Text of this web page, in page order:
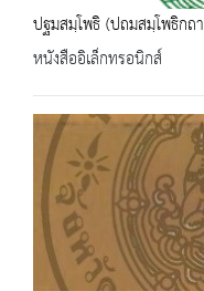
ปฐมสมฺโพธิ (ปถมสมฺโพธิก
หนังสืออิเล็กทรอนิกส์